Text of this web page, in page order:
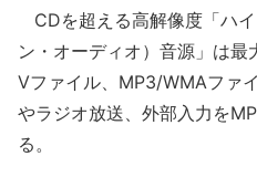
CDを超える高解像度「ハ
ン・オーディオ）音源」は
Vファイル、MP3/WMAファ
やラジオ放送、外部入力を
る。